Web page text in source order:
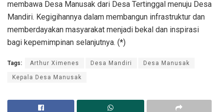
membawa Desa Manusak dari Desa Tertinggal menuju Desa
Mandiri. Kegigihannya dalam membangun infrastruktur dan
memberdayakan masyarakat menjadi bekal dan inspirasi
bagi kepemimpinan selanjutnya. (*)
Tags: Arthur Ximenes Desa Mandiri Desa Manusak
Kepala Desa Manusak